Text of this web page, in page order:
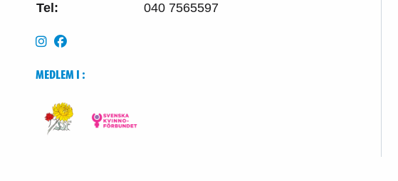
Tel:
040 7565597
MEDLEM I :